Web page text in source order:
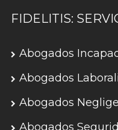
FIDELITIS:
Abogados
Abogados
Abogados
Abogados